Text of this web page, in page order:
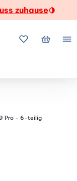
zuhause🍋
MeineMein
Pro - 6-teilig